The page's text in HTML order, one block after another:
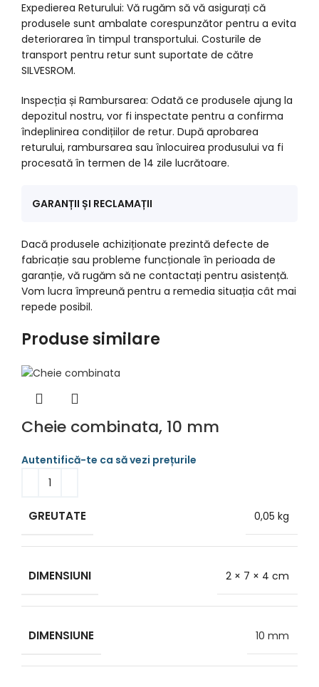
Expedierea Returului: Vă rugăm să vă asigurați că
produsele sunt ambalate corespunzător pentru a evita
deteriorarea în timpul transportului. Costurile de
transport pentru retur sunt suportate de către
SILVESROM.
Inspecția și Rambursarea: Odată ce produsele ajung la
depozitul nostru, vor fi inspectate pentru a confirma
îndeplinirea condițiilor de retur. După aprobarea
returului, rambursarea sau înlocuirea produsului va fi
procesată în termen de 14 zile lucrătoare.
GARANȚII ȘI RECLAMAȚII
Dacă produsele achiziționate prezintă defecte de
fabricație sau probleme funcționale în perioada de
garanție, vă rugăm să ne contactați pentru asistență.
Vom lucra împreună pentru a remedia situația cât mai
repede posibil.
Produse similare
Cheie combinata, 10 mm
GREUTATE 0,05 kg
DIMENSIUNI 2 × 7 × 4 cm
DIMENSIUNE 10 mm